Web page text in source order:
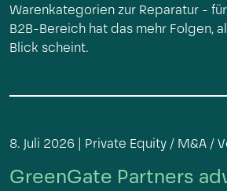
Warenkategorien zur Reparatur -
B2B-Bereich hat das mehr Folgen,
Blick scheint.
8. Juli 2026 | Private Equity / M&A /
GreenGate Partners